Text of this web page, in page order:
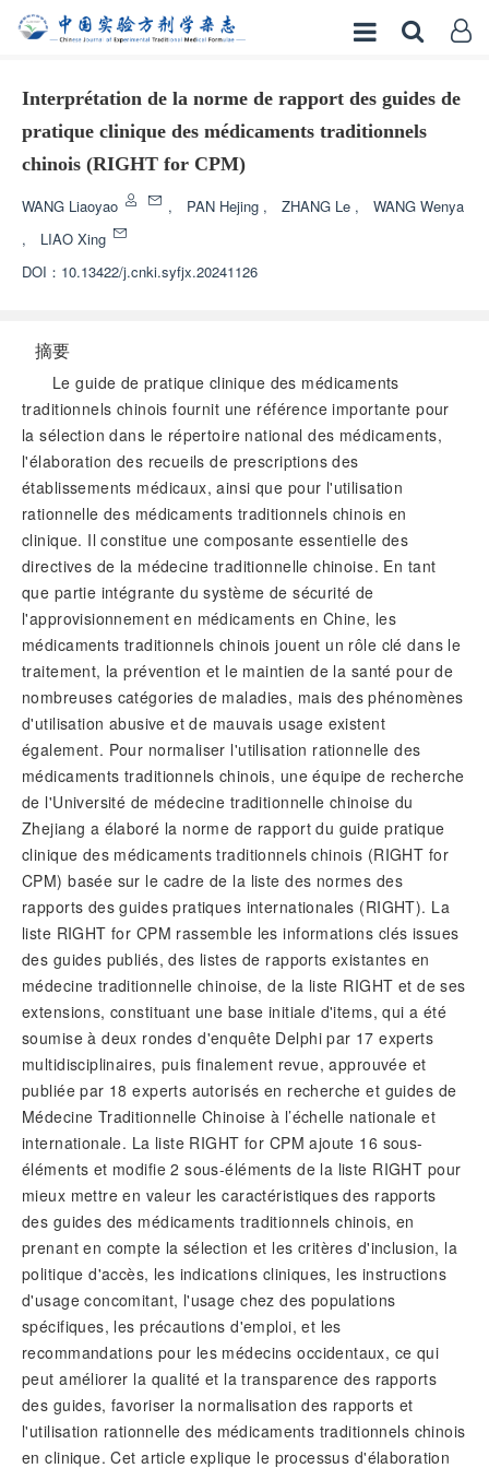
Interprétation de la norme de rapport des guides de
pratique clinique des médicaments traditionnels
chinois (RIGHT for CPM)
WANG Liaoyao , PAN Hejing , ZHANG Le ,
WANG Wenya
,
LIAO Xing
DOI： 10.13422/j.cnki.syfjx.20241126
摘要
Le guide de pratique clinique des médicaments
traditionnels chinois fournit une référence importante pour
la sélection dans le répertoire national des médicaments,
l'élaboration des recueils de prescriptions des
établissements médicaux, ainsi que pour l'utilisation
rationnelle des médicaments traditionnels chinois en
clinique. Il constitue une composante essentielle des
directives de la médecine traditionnelle chinoise. En tant
que partie intégrante du système de sécurité de
l'approvisionnement en médicaments en Chine, les
médicaments traditionnels chinois jouent un rôle clé dans le
traitement, la prévention et le maintien de la santé pour de
nombreuses catégories de maladies, mais des phénomènes
d'utilisation abusive et de mauvais usage existent
également. Pour normaliser l'utilisation rationnelle des
médicaments traditionnels chinois, une équipe de recherche
de l'Université de médecine traditionnelle chinoise du
Zhejiang a élaboré la norme de rapport du guide pratique
clinique des médicaments traditionnels chinois (RIGHT for
CPM) basée sur le cadre de la liste des normes des
rapports des guides pratiques internationales (RIGHT). La
liste RIGHT for CPM rassemble les informations clés issues
des guides publiés, des listes de rapports existantes en
médecine traditionnelle chinoise, de la liste RIGHT et de ses
extensions, constituant une base initiale d'items, qui a été
soumise à deux rondes d'enquête Delphi par 17 experts
multidisciplinaires, puis finalement revue, approuvée et
publiée par 18 experts autorisés en recherche et guides de
Médecine Traditionnelle Chinoise à l’échelle nationale et
internationale. La liste RIGHT for CPM ajoute 16 sous-
éléments et modifie 2 sous-éléments de la liste RIGHT pour
mieux mettre en valeur les caractéristiques des rapports
des guides des médicaments traditionnels chinois, en
prenant en compte la sélection et les critères d'inclusion, la
politique d'accès, les indications cliniques, les instructions
d'usage concomitant, l'usage chez des populations
spécifiques, les précautions d'emploi, et les
recommandations pour les médecins occidentaux, ce qui
peut améliorer la qualité et la transparence des rapports
des guides, favoriser la normalisation des rapports et
l'utilisation rationnelle des médicaments traditionnels chinois
en clinique. Cet article explique le processus d'élaboration